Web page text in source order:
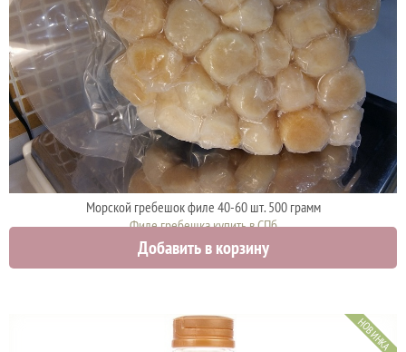
Морской гребешок филе 40-60 шт. 500 грамм
Филе гребешка купить в СПб
2000 руб.
Добавить в корзину
НОВИНКА